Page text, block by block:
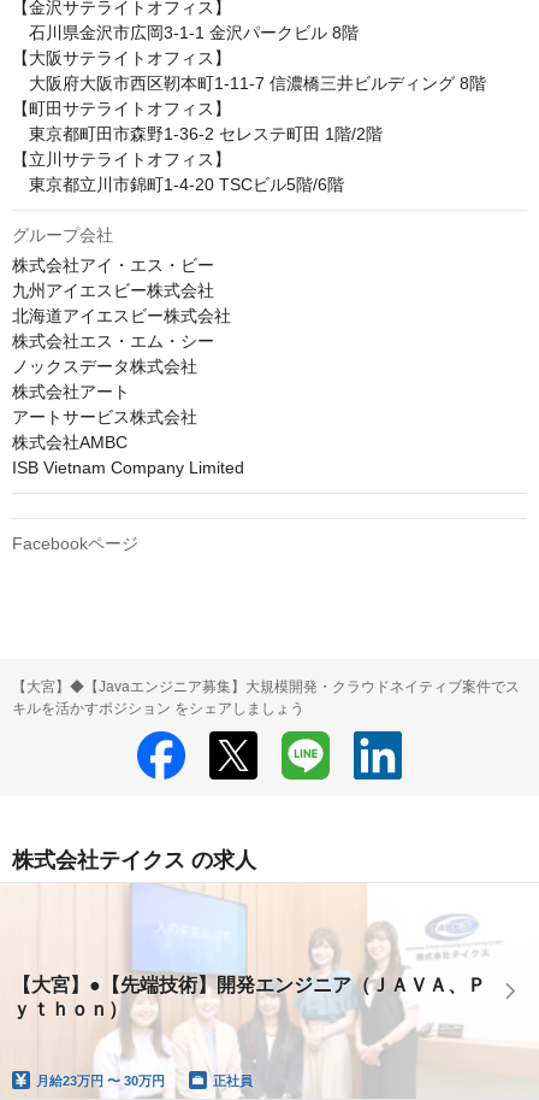
【金沢サテライトオフィス】
石川県金沢市広岡3-1-1 金沢パークビル 8階
【大阪サテライトオフィス】
大阪府大阪市西区靭本町1-11-7 信濃橋三井ビルディング 8階
【町田サテライトオフィス】
東京都町田市森野1-36-2 セレステ町田 1階/2階
【立川サテライトオフィス】
東京都立川市錦町1-4-20 TSCビル5階/6階
グループ会社
株式会社アイ・エス・ビー
九州アイエスビー株式会社
北海道アイエスビー株式会社
株式会社エス・エム・シー
ノックスデータ株式会社
株式会社アート
アートサービス株式会社
株式会社AMBC
ISB Vietnam Company Limited
Facebookページ
【大宮】◆【Javaエンジニア募集】大規模開発・クラウドネイティブ案件でス
キルを活かすポジション をシェアしましょう
株式会社テイクス の求人
【大宮】●【先端技術】開発エンジニア（ＪＡＶＡ、Ｐ
ｙｔｈｏｎ）
月給23万円 〜 30万円 正社員